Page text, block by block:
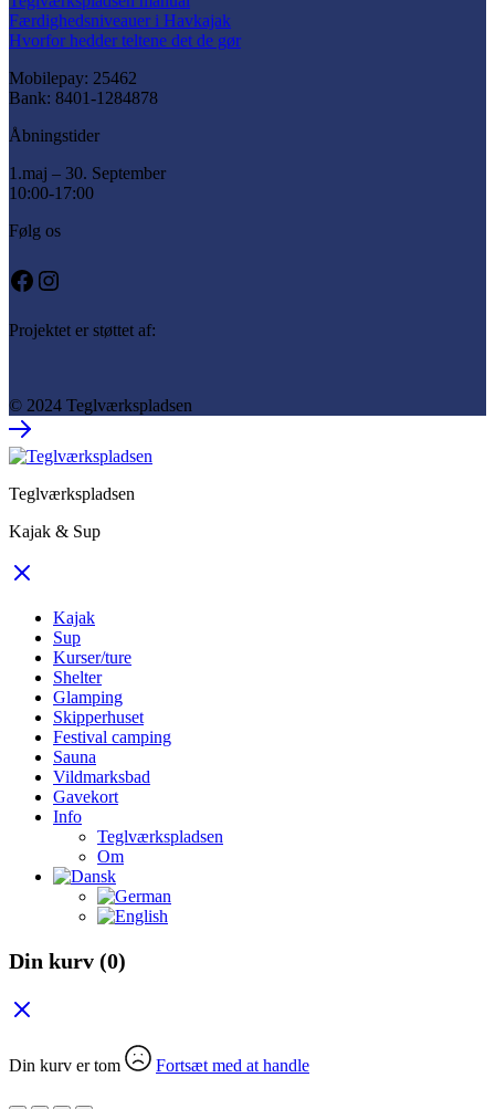
Færdighedsniveauer i Havkajak
Hvorfor hedder teltene det de gør
Mobilepay: 25462
Bank: 8401-1284878
Åbningstider
1.maj – 30. September
10:00-17:00
Følg os
Facebook
Instagram
Projektet er støttet af:
© 2024 Teglværkspladsen
Teglværkspladsen
Kajak & Sup
Kajak
Sup
Kurser/ture
Shelter
Glamping
Skipperhuset
Festival camping
Sauna
Vildmarksbad
Gavekort
Info
Teglværkspladsen
Om
Din kurv (0)
Din kurv er tom Fortsæt med at handle